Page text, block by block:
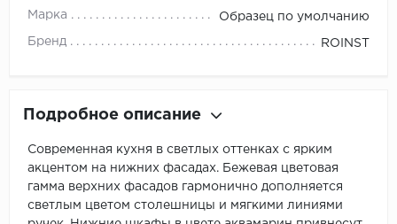
Марка Образец по умолчанию
Бренд ROINST
Подробное описание
Современная кухня в светлых оттенках с ярким
акцентом на нижних фасадах. Бежевая цветовая
гамма верхних фасадов гармонично дополняется
светлым цветом столешницы и мягкими линиями